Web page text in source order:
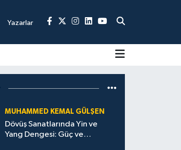
Yazarlar
MUHAMMED KEMAL GÜLŞEN
Dövüş Sanatlarında Yin ve
Yang Dengesi: Güç ve